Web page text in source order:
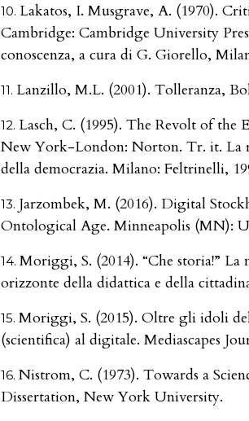
Lakatos, I. Musgrave, A. (1970).
Cambridge: Cambridge University
conoscenza, a cura di G. Giorello,
Lanzillo, M.L. (2001). Tolleranza,
Lasch, C. (1995). The Revolt of the
New York-London: Norton. Tr. it. La
della democrazia. Milano: Feltrinelli,
Jarzombek, M. (2016). Digital
Ontological Age. Minneapolis (MN):
Moriggi, S. (2014). “Che storia!”
orizzonte della didattica e della
Moriggi, S. (2015). Oltre gli idoli del
(scientifica) al digitale. Mediascapes
Nistrom, C. (1973). Towards a
Dissertation, New York University.